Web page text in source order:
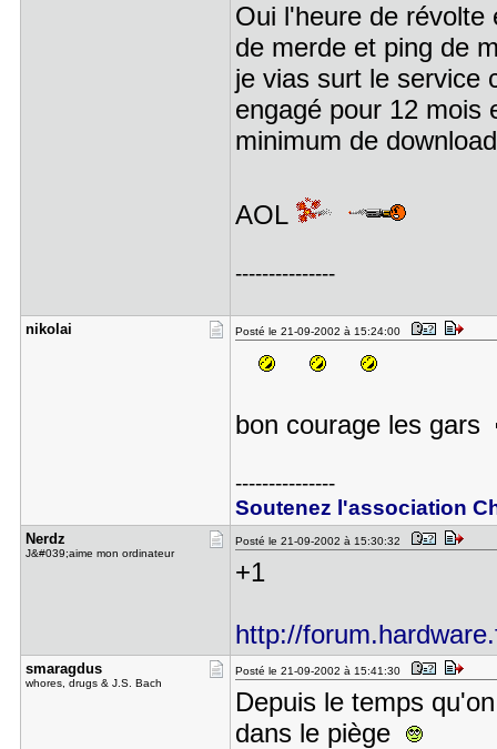
Oui l'heure de
de merde et ping de
je vias surt le service
engagé pour 12 mois
minimum de
AOL
---------------
nikolai Posté le 21-09-2002 à 15:24:00
bon courage les gars
---------------
Soutenez l'association
Nerdz
J&#039;aime mon ordinateur
Posté le 21-09-2002 à 15:30:32
+1
http://
smaragdus
whores, drugs & J.S. Bach
Posté le 21-09-2002 à 15:41:30
Depuis le temps
dans le piège